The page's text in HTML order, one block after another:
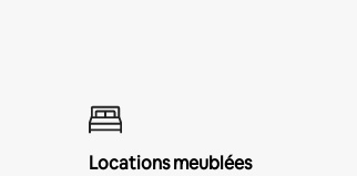
Locations meublées